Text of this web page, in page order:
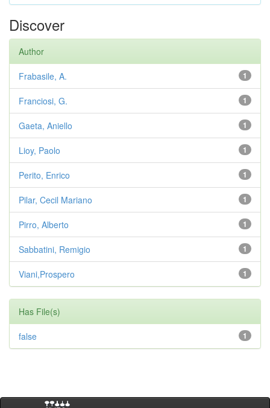
Discover
Author
1
Frabasile, A.
1
Franciosi, G.
1
Gaeta, Aniello
1
Lioy, Paolo
1
Perito, Enrico
1
Pilar, Cecil Mariano
1
Pirro, Alberto
1
Sabbatini, Remigio
1
Viani,Prospero
Has File(s)
1
false